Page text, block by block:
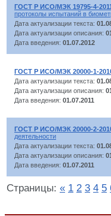
ГОСТ Р ИСО/МЭК 19795-4-
протоколы испытаний в
Дата актуализации текста:
Дата актуализации описания:
Дата введения: 01.07.2012
ГОСТ Р ИСО/МЭК 20000-1-
Дата актуализации текста:
Дата актуализации описания:
Дата введения: 01.07.2011
ГОСТ Р ИСО/МЭК 20000-2-
деятельности
Дата актуализации текста:
Дата актуализации описания:
Дата введения: 01.07.2011
Страницы: « 1 2 3 4 5